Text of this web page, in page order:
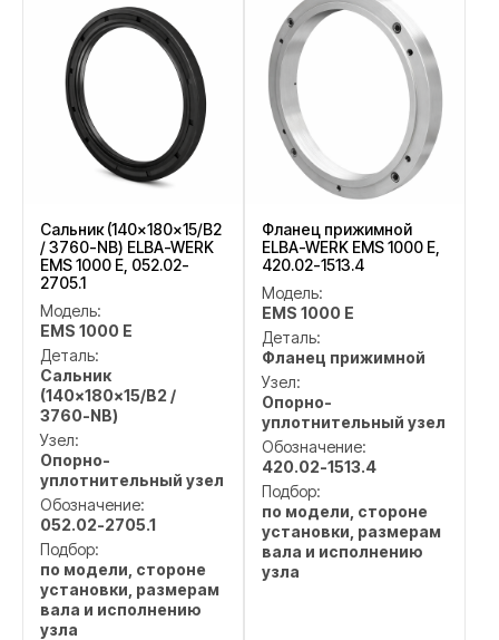
Сальник (140×180×15/B2
/ 3760-NB) ELBA-WERK
EMS 1000 E, 052.02-
2705.1
Модель:
EMS 1000 E
Деталь:
Сальник
(140×180×15/B2 /
3760-NB)
Узел:
Опорно-
уплотнительный узел
Обозначение:
052.02-2705.1
Подбор:
по модели, стороне
установки, размерам
вала и исполнению
узла
Фланец прижимной
ELBA-WERK EMS 1000 E,
420.02-1513.4
Модель:
EMS 1000 E
Деталь:
Фланец прижимной
Узел:
Опорно-
уплотнительный узел
Обозначение:
420.02-1513.4
Подбор:
по модели, стороне
установки, размерам
вала и исполнению
узла